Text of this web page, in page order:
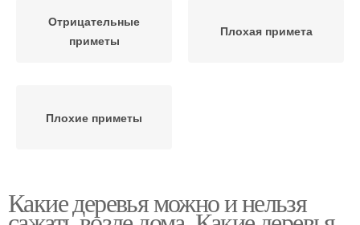
Отрицательные
приметы
Плохая примета
Плохие приметы
Какие деревья можно и нельзя